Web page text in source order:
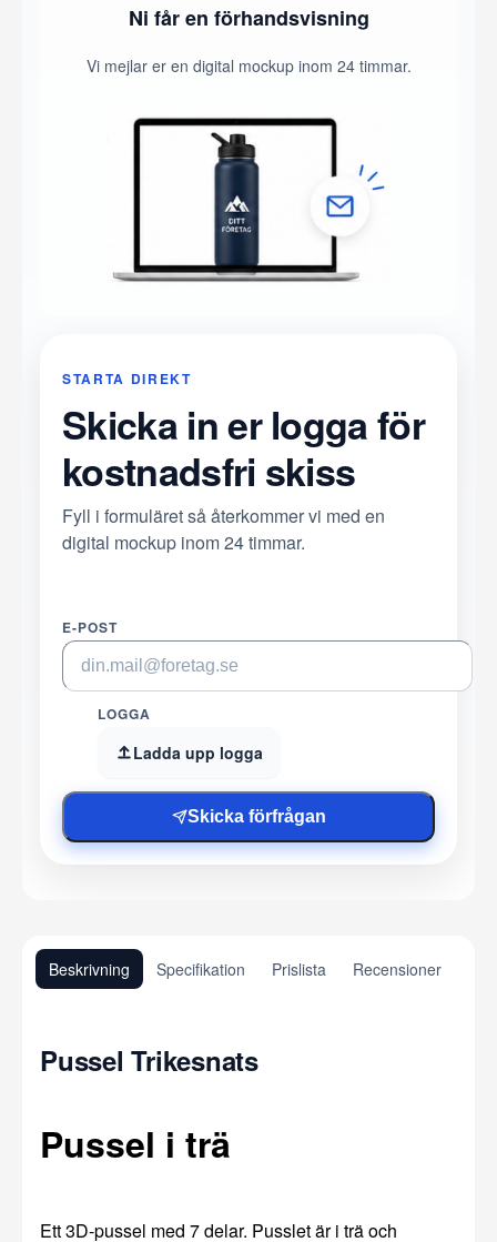
Ni får en förhandsvisning
Vi mejlar er en digital mockup inom 24 timmar.
STARTA DIREKT
Skicka in er logga för
kostnadsfri skiss
Fyll i formuläret så återkommer vi med en
digital mockup inom 24 timmar.
E-POST
LOGGA
Ladda upp logga
Skicka förfrågan
Beskrivning Specifikation Prislista Recensioner
Pussel Trikesnats
Pussel i trä
Ett 3D-pussel med 7 delar. Pusslet är i trä och